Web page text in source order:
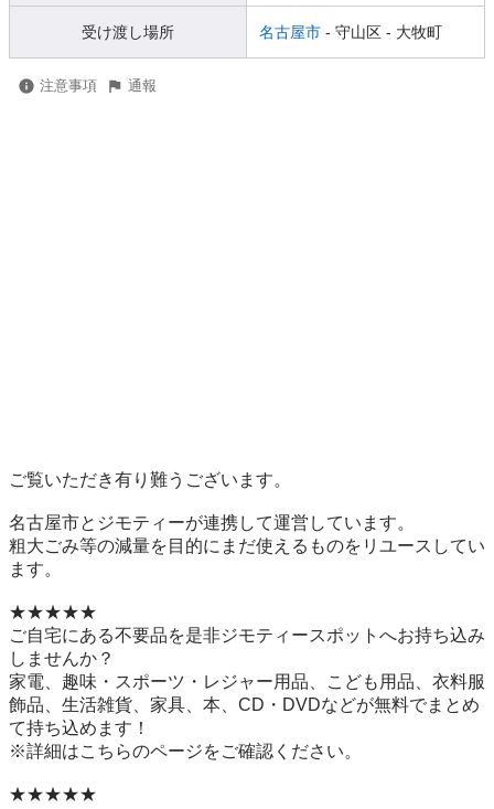
受け渡し場所 名古屋市 - 守山区 - 大牧町
注意事項 通報
ご覧いただき有り難うございます。
名古屋市とジモティーが連携して運営しています。
粗⼤ごみ等の減量を⽬的にまだ使えるものをリユースしてい
ます。
★★★★★
ご自宅にある不要品を是非ジモティースポットへお持ち込み
しませんか？
家電、趣味・スポーツ・レジャー用品、こども用品、衣料服
飾品、生活雑貨、家具、本、CD・DVDなどが無料でまとめ
て持ち込めます！
※詳細はこちらのページをご確認ください。
★★★★★